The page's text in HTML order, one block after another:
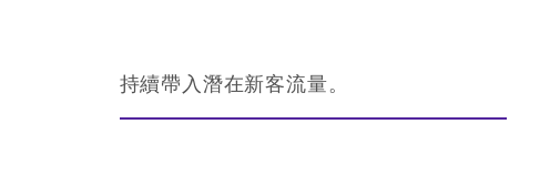
持續帶入潛在新客流量。